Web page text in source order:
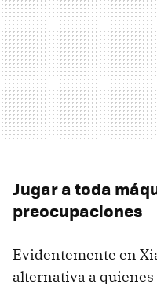
Jugar a toda
preocupaciones
Evidentemente en
alternativa a quienes